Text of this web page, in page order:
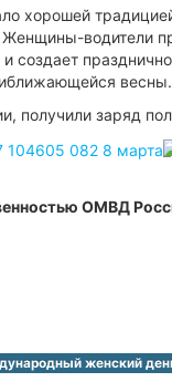
хорошей
водители
создает
весны.
получили заряд
ОМВД
женский